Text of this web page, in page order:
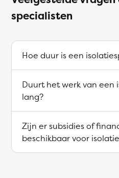
specialisten
Hoe duur is een
Duurt het werk van een
lang?
Zijn er subsidies of
beschikbaar voor